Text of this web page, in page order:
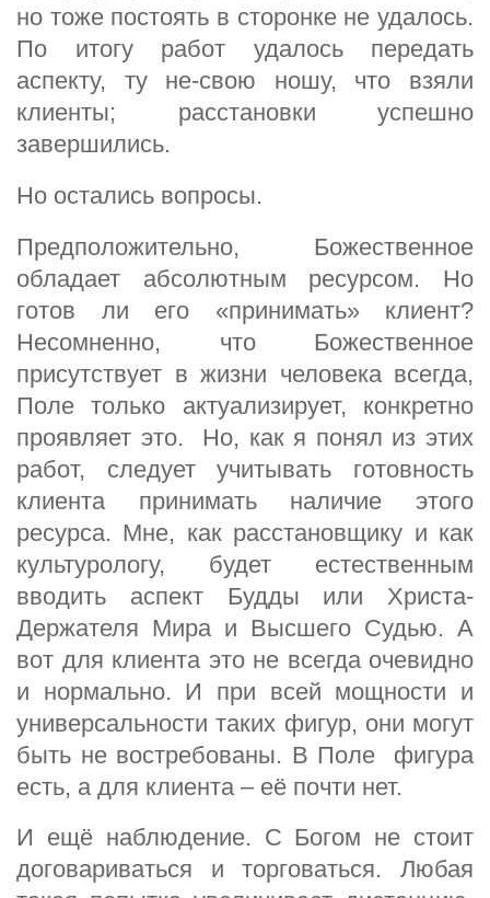
но тоже постоять в сторонке не удалось.
По итогу работ удалось передать
аспекту, ту не-свою ношу, что взяли
клиенты; расстановки успешно
завершились.
Но остались вопросы.
Предположительно, Божественное
обладает абсолютным ресурсом. Но
готов ли его «принимать» клиент?
Несомненно, что Божественное
присутствует в жизни человека всегда,
Поле только актуализирует, конкретно
проявляет это. Но, как я понял из этих
работ, следует учитывать готовность
клиента принимать наличие этого
ресурса. Мне, как расстановщику и как
культурологу, будет естественным
вводить аспект Будды или Христа-
Держателя Мира и Высшего Судью. А
вот для клиента это не всегда очевидно
и нормально. И при всей мощности и
универсальности таких фигур, они могут
быть не востребованы. В Поле фигура
есть, а для клиента – её почти нет.
И ещё наблюдение. С Богом не стоит
договариваться и торговаться. Любая